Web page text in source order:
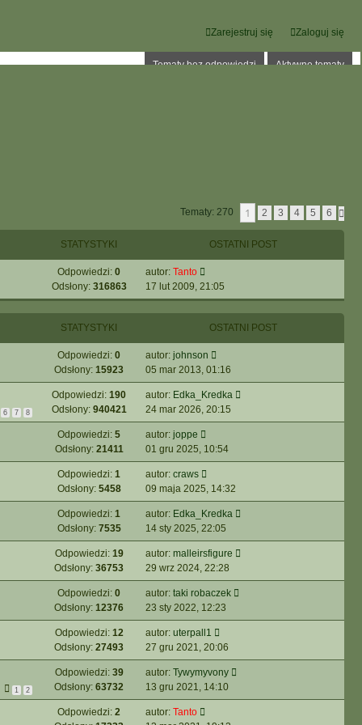
Zaloguj się
Zarejestruj się
Tematy bez odpowiedzi Aktywne tematy
Tematy: 270 1 2 3 4 5 6
STATYSTYKI OSTATNI POST
Odpowiedzi: 0
Odsłony: 316863
autor: Tanto
17 lut 2009, 21:05
STATYSTYKI OSTATNI POST
Odpowiedzi: 0
Odsłony: 15923
autor: johnson
05 mar 2013, 01:16
6 7 8
Odpowiedzi: 190
Odsłony: 940421
autor: Edka_Kredka
24 mar 2026, 20:15
Odpowiedzi: 5
Odsłony: 21411
autor: joppe
01 gru 2025, 10:54
Odpowiedzi: 1
Odsłony: 5458
autor: craws
09 maja 2025, 14:32
Odpowiedzi: 1
Odsłony: 7535
autor: Edka_Kredka
14 sty 2025, 22:05
Odpowiedzi: 19
Odsłony: 36753
autor: malleirsfigure
29 wrz 2024, 22:28
Odpowiedzi: 0
Odsłony: 12376
autor: taki robaczek
23 sty 2022, 12:23
Odpowiedzi: 12
Odsłony: 27493
autor: uterpall1
27 gru 2021, 20:06
1 2
Odpowiedzi: 39
Odsłony: 63732
autor: Tywymyvony
13 gru 2021, 14:10
Odpowiedzi: 2
autor: Tanto